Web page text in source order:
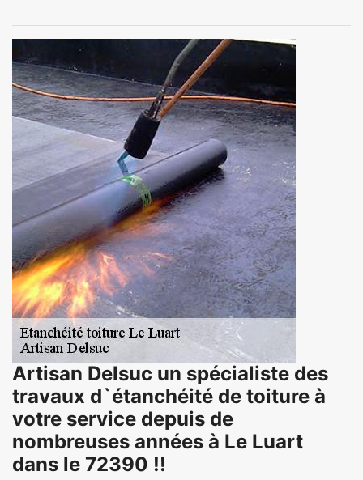
Artisan Delsuc un spécialiste des
travaux d`étanchéité de toiture à
votre service depuis de
nombreuses années à Le Luart
dans le 72390 !!